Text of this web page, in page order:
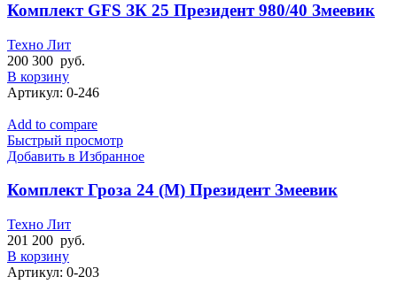
Комплект GFS ЗК 25 Президент 980/40 Змеевик
Техно Лит
200 300 руб.
В корзину
Артикул: 0-246
Add to compare
Быстрый просмотр
Добавить в Избранное
Комплект Гроза 24 (М) Президент Змеевик
Техно Лит
201 200 руб.
В корзину
Артикул: 0-203